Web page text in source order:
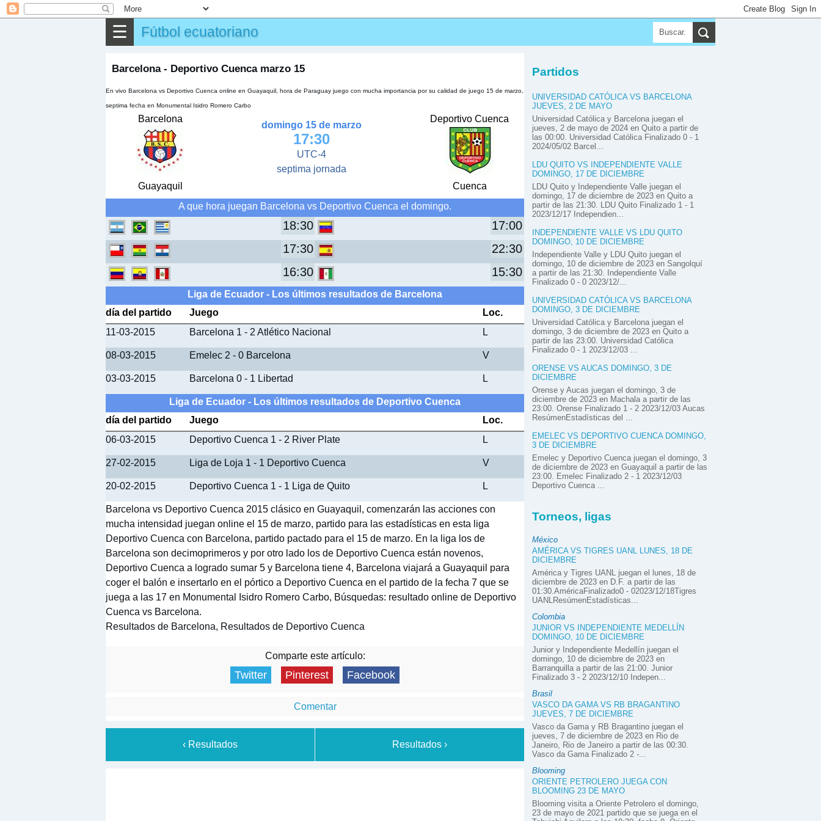
☰ Fútbol ecuatoriano
Barcelona - Deportivo Cuenca marzo 15
En vivo Barcelona vs Deportivo Cuenca online en Guayaquil, hora de Paraguay juego con mucha importancia por su calidad de juego 15 de marzo,
septima fecha en Monumental Isidro Romero Carbo
Barcelona
Guayaquil
domingo 15 de marzo
17:30
UTC-4
septima jornada
Deportivo Cuenca
Cuenca
A que hora juegan Barcelona vs Deportivo Cuenca el domingo.
18:30
17:00
17:30
22:30
16:30
15:30
Liga de Ecuador - Los últimos resultados de Barcelona
día del partido
Juego
Loc.
11-03-2015
Barcelona 1 - 2 Atlético Nacional L
08-03-2015 Emelec 2 - 0 Barcelona V
03-03-2015 Barcelona 0 - 1 Libertad L
Liga de Ecuador - Los últimos resultados de Deportivo Cuenca
día del partido
Juego
Loc.
06-03-2015
Deportivo Cuenca 1 - 2 River Plate L
27-02-2015 Liga de Loja 1 - 1 Deportivo Cuenca V
20-02-2015 Deportivo Cuenca 1 - 1 Liga de Quito L
Barcelona vs Deportivo Cuenca 2015 clásico en Guayaquil, comenzarán las acciones con
mucha intensidad juegan online el 15 de marzo, partido para las estadísticas en esta liga
Deportivo Cuenca con Barcelona, partido pactado para el 15 de marzo. En la liga los de
Barcelona son decimoprimeros y por otro lado los de Deportivo Cuenca están novenos,
Deportivo Cuenca a logrado sumar 5 y Barcelona tiene 4, Barcelona viajará a Guayaquil para
coger el balón e insertarlo en el pórtico a Deportivo Cuenca en el partido de la fecha 7 que se
juega a las 17 en Monumental Isidro Romero Carbo, Búsquedas: resultado online de Deportivo
Cuenca vs Barcelona.
Resultados de Barcelona, Resultados de Deportivo Cuenca
Comparte este artículo:
Twitter Pinterest Facebook
Comentar
‹ Resultados Resultados ›
Partidos
UNIVERSIDAD CATÓLICA VS BARCELONA
JUEVES, 2 DE MAYO
Universidad Católica y Barcelona juegan el
jueves, 2 de mayo de 2024 en Quito a partir de
las 00:00. Universidad Católica Finalizado 0 - 1
2024/05/02 Barcel...
LDU QUITO VS INDEPENDIENTE VALLE
DOMINGO, 17 DE DICIEMBRE
LDU Quito y Independiente Valle juegan el
domingo, 17 de diciembre de 2023 en Quito a
partir de las 21:30. LDU Quito Finalizado 1 - 1
2023/12/17 Independien...
INDEPENDIENTE VALLE VS LDU QUITO
DOMINGO, 10 DE DICIEMBRE
Independiente Valle y LDU Quito juegan el
domingo, 10 de diciembre de 2023 en Sangolquí
a partir de las 21:30. Independiente Valle
Finalizado 0 - 0 2023/12/...
UNIVERSIDAD CATÓLICA VS BARCELONA
DOMINGO, 3 DE DICIEMBRE
Universidad Católica y Barcelona juegan el
domingo, 3 de diciembre de 2023 en Quito a
partir de las 23:00. Universidad Católica
Finalizado 0 - 1 2023/12/03 ...
ORENSE VS AUCAS DOMINGO, 3 DE
DICIEMBRE
Orense y Aucas juegan el domingo, 3 de
diciembre de 2023 en Machala a partir de las
23:00. Orense Finalizado 1 - 2 2023/12/03 Aucas
ResúmenEstadísticas del ...
EMELEC VS DEPORTIVO CUENCA DOMINGO,
3 DE DICIEMBRE
Emelec y Deportivo Cuenca juegan el domingo, 3
de diciembre de 2023 en Guayaquil a partir de las
23:00. Emelec Finalizado 2 - 1 2023/12/03
Deportivo Cuenca ...
Torneos, ligas
México
AMÉRICA VS TIGRES UANL LUNES, 18 DE
DICIEMBRE
América y Tigres UANL juegan el lunes, 18 de
diciembre de 2023 en D.F. a partir de las
01:30.AméricaFinalizado0 - 02023/12/18Tigres
UANLResúmenEstadísticas...
Colombia
JUNIOR VS INDEPENDIENTE MEDELLÍN
DOMINGO, 10 DE DICIEMBRE
Junior y Independiente Medellín juegan el
domingo, 10 de diciembre de 2023 en
Barranquilla a partir de las 21:00. Junior
Finalizado 3 - 2 2023/12/10 Indepen...
Brasil
VASCO DA GAMA VS RB BRAGANTINO
JUEVES, 7 DE DICIEMBRE
Vasco da Gama y RB Bragantino juegan el
jueves, 7 de diciembre de 2023 en Rio de
Janeiro, Rio de Janeiro a partir de las 00:30.
Vasco da Gama Finalizado 2 -...
Blooming
ORIENTE PETROLERO JUEGA CON
BLOOMING 23 DE MAYO
Blooming visita a Oriente Petrolero el domingo,
23 de mayo de 2021 partido que se juega en el
▶ Partidos
✎ Otros